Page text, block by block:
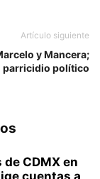
Artículo siguiente
y Mancera;
parricidio político
CDMX en